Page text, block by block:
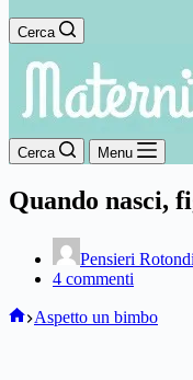
Cerca
Cerca Menu
Quando nasci,
Pensieri Rotondi
4 commenti
Home
Aspetto un bimbo